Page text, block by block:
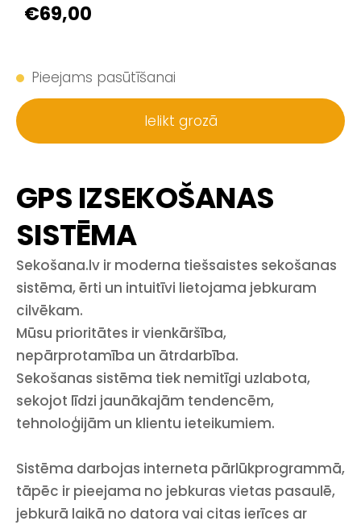
€69,00
Pieejams pasūtīšanai
Ielikt grozā
GPS IZSEKOŠANAS
SISTĒMA
Sekošana.lv ir moderna tiešsaistes sekošanas
sistēma, ērti un intuitīvi lietojama jebkuram
cilvēkam.
Mūsu prioritātes ir vienkāršība,
nepārprotamība un ātrdarbība.
Sekošanas sistēma tiek nemitīgi uzlabota,
sekojot līdzi jaunākajām tendencēm,
tehnoloģijām un klientu ieteikumiem.
Sistēma darbojas interneta pārlūkprogrammā,
tāpēc ir pieejama no jebkuras vietas pasaulē,
jebkurā laikā no datora vai citas ierīces ar